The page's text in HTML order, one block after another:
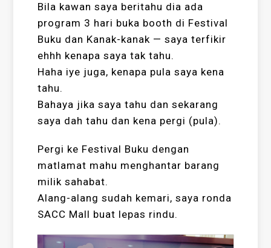
Bila kawan saya beritahu dia ada
program 3 hari buka booth di Festival
Buku dan Kanak-kanak — saya terfikir
ehhh kenapa saya tak tahu.
Haha iye juga, kenapa pula saya kena
tahu.
Bahaya jika saya tahu dan sekarang
saya dah tahu dan kena pergi (pula).
Pergi ke Festival Buku dengan
matlamat mahu menghantar barang
milik sahabat.
Alang-alang sudah kemari, saya ronda
SACC Mall buat lepas rindu.